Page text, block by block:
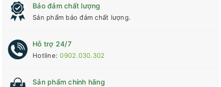
Bảo đảm chất lượng
Sản phẩm bảo đảm chất lượng.
Hỗ trợ 24/7
Hotline:0902.030.302
Sản phẩm chính hãng